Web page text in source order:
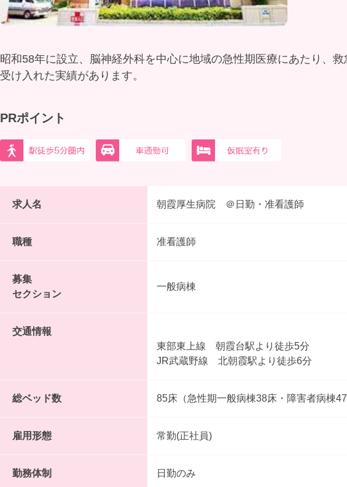
昭和58年に設立、脳神経外科を中心に地域の急性期医療にあたり、
受け入れた実績があります。
PRポイント
求人名 朝霞厚生病院 ＠日勤・准看護師
職種 准看護師
募集
セクション
一般病棟
交通情報
東部東上線 朝霞台駅より徒歩5分
JR武蔵野線 北朝霞駅より徒歩6分
総ベッド数 85床（急性期一般病棟38床・障害者病棟47
雇用形態 常勤(正社員)
勤務体制 日勤のみ